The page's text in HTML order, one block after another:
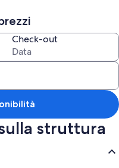
Check-out
struttura